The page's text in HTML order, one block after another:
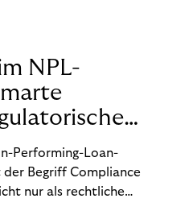
NPL-
Performing-Loan-
der Begriff Compliance
nur als rechtliche